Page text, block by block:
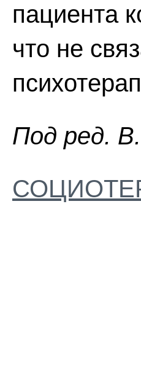
пациента
что не
Пoд peд.